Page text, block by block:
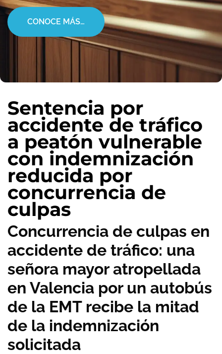
CONOCE MÁS…
Sentencia por
accidente de tráfico
a peatón vulnerable
con indemnización
reducida por
concurrencia de
culpas
Concurrencia de culpas en
accidente de tráfico: una
señora mayor atropellada
en Valencia por un autobús
de la EMT recibe la mitad
de la indemnización
solicitada